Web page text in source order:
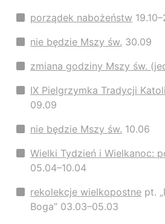
porządek nabożeństw
nie będzie Mszy św. 30.09
zmiana godziny Mszy św.
IX Pielgrzymka Tradycji
09.09
nie będzie Mszy św. 10.06
Wielki Tydzień i Wielkanoc:
05.04–10.04
rekolekcje wielkopostne pt.
Boga” 03.03–05.03